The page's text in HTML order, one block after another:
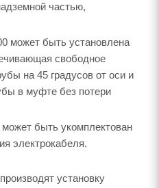
частью,
может быть установлена
свободное
на 45 градусов от оси и
в муфте без потери
быть укомплектован
электрокабеля.
установку